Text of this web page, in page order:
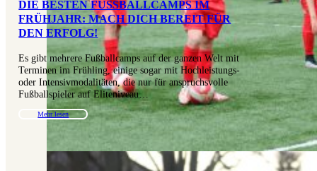
DIE BESTEN FUSSBALLCAMPS IM F
RÜHJAHR: MACH DICH BEREIT FÜR D
EN ERFOLG!
Es gibt mehrere Fußballcamps auf der ganzen Welt mit
Terminen im Frühling, einige sogar mit Hochleistungs-
oder Intensivmodalitäten, die nur für anspruchsvolle
Fußballspieler auf Eliteniveau…
Mehr lesen